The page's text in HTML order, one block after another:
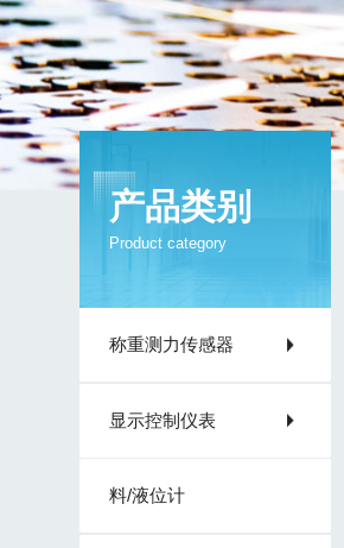
产品类别
Product category
称重测力传感器
显示控制仪表
料/液位计